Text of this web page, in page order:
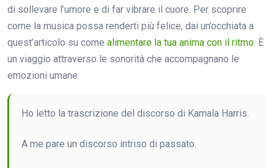
di sollevare l’umore e di far vibrare il cuore. Per scoprire
come la musica possa renderti più felice, dai un’occhiata a
quest’articolo su come alimentare la tua anima con il ritmo. È
un viaggio attraverso le sonorità che accompagnano le
emozioni umane.
Ho letto la trascrizione del discorso di Kamala Harris.
A me pare un discorso intriso di passato.